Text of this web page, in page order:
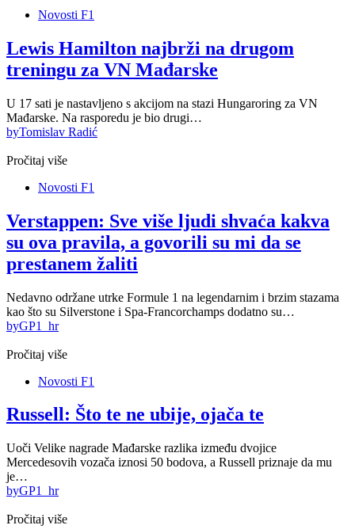
Novosti F1
Lewis Hamilton najbrži na drugom
treningu za VN Mađarske
U 17 sati je nastavljeno s akcijom na stazi Hungaroring za VN
Mađarske. Na rasporedu je bio drugi…
byTomislav Radić
Pročitaj više
Novosti F1
Verstappen: Sve više ljudi shvaća kakva
su ova pravila, a govorili su mi da se
prestanem žaliti
Nedavno održane utrke Formule 1 na legendarnim i brzim stazama
kao što su Silverstone i Spa-Francorchamps dodatno su…
byGP1_hr
Pročitaj više
Novosti F1
Russell: Što te ne ubije, ojača te
Uoči Velike nagrade Mađarske razlika između dvojice
Mercedesovih vozača iznosi 50 bodova, a Russell priznaje da mu
je…
byGP1_hr
Pročitaj više